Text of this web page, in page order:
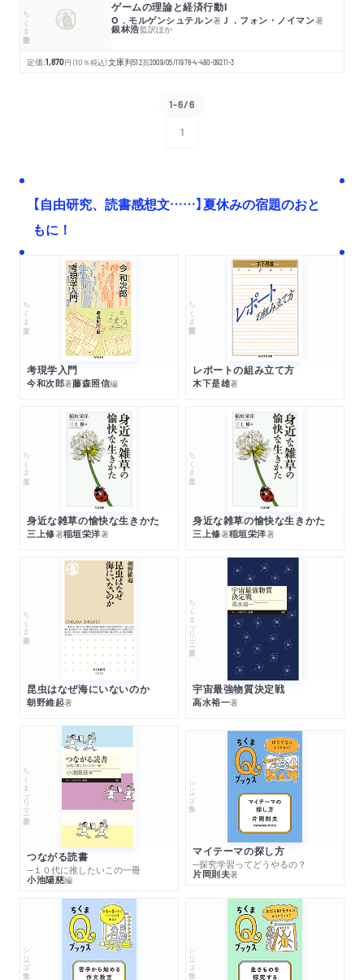
ちくま学芸文庫 ゲームの理論と経済行動Ⅰ
О．モルゲンシュテルン著 Ｊ．フォン・ノイマン著
銀林浩監訳ほか
定価:1,870円 （10％税込）文庫判512頁2009/05/11978-4-480-09211-3
1-6/6
1
【自由研究、読書感想文……】夏休みの宿題のおと
もに！
ちくま文庫
考現学入門
今和次郎著藤森照信編
ちくま学芸文庫
レポートの組み立て方
木下是雄著
ちくま文庫
身近な雑草の愉快な生きかた
三上修著稲垣栄洋著
ちくま文庫
身近な雑草の愉快な生きかた
三上修著稲垣栄洋著
ちくま新書
昆虫はなぜ海にいないのか
朝野維起著
ちくまプリマー新書
宇宙最強物質決定戦
高水裕一著
ちくまプリマー新書
つながる読書
─１０代に推したいこの一冊
小池陽慈編
シリーズ・全集
マイテーマの探し方
─探究学習ってどうやるの？
片岡則夫著
シリーズ・全集 シリーズ・全集